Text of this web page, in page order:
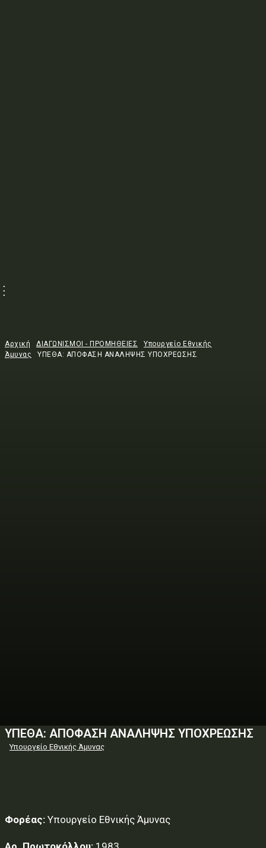
Αρχική ΔΙΑΓΩΝΙΣΜΟΙ - ΠΡΟΜΗΘΕΙΕΣ
Υπουργείο Εθνικής
Άμυνας
ΥΠΕΘΑ: ΑΠΟΦΑΣΗ ΑΝΑΛΗΨΗΣ ΥΠΟΧΡΕΩΣΗΣ
ΥΠΕΘΑ: ΑΠΟΦΑΣΗ ΑΝΑΛΗΨΗΣ ΥΠΟΧΡΕΩΣΗΣ
Υπουργείο Εθνικής Άμυνας
Φορέας: Υπουργείο Εθνικής Άμυνας